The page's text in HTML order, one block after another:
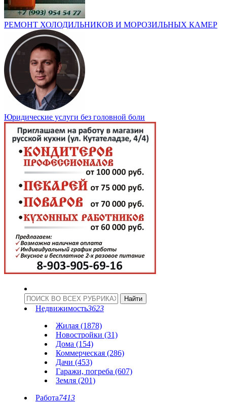
РЕМОНТ ХОЛОДИЛЬНИКОВ И МОРОЗИЛЬНЫХ КАМЕР
Юридические услуги без головной боли
Недвижимость3623
Жилая (1878)
Новостройки (31)
Дома (154)
Коммерческая (286)
Дачи (453)
Гаражи, погреба (607)
Земля (201)
Работа7413